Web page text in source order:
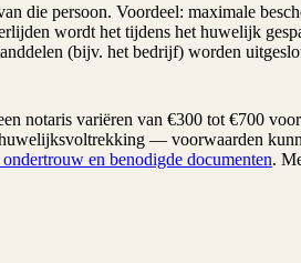
die persoon. Voordeel: maximale
wordt het tijdens het huwelijk
(bijv. het bedrijf) worden
notaris variëren van €300 tot €700
— voorwaarden
ondertrouw en benodigde documenten.